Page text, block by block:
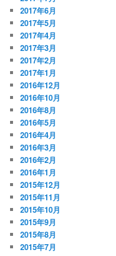
2017年6月
2017年5月
2017年4月
2017年3月
2017年2月
2017年1月
2016年12月
2016年10月
2016年8月
2016年5月
2016年4月
2016年3月
2016年2月
2016年1月
2015年12月
2015年11月
2015年10月
2015年9月
2015年8月
2015年7月